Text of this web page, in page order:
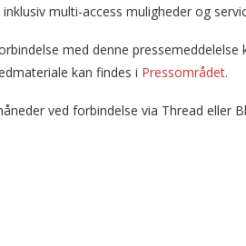
multi-access muligheder og
med denne pressemeddelelse
kan findes i Pressområdet.
ved forbindelse via Thread eller